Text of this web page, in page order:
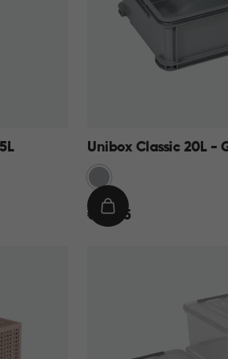
Unibox Classic 20L -
Grijs
€€ 12,95
IN